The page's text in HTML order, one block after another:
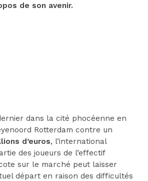
de son avenir.
dans la cité phocéenne en
Rotterdam contre un
d’euros, l’international
des joueurs de l’effectif
sur le marché peut laisser
départ en raison des difficultés